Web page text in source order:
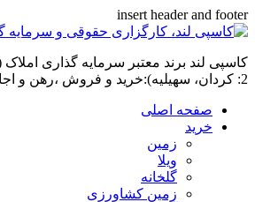
insert header and footer
2: کردان، سهیلیه):خرید و فروش ،رهن و اجاره
صفحه اصلی
خرید
زمین
ویلا
گلخانه
زمین کشاورزی